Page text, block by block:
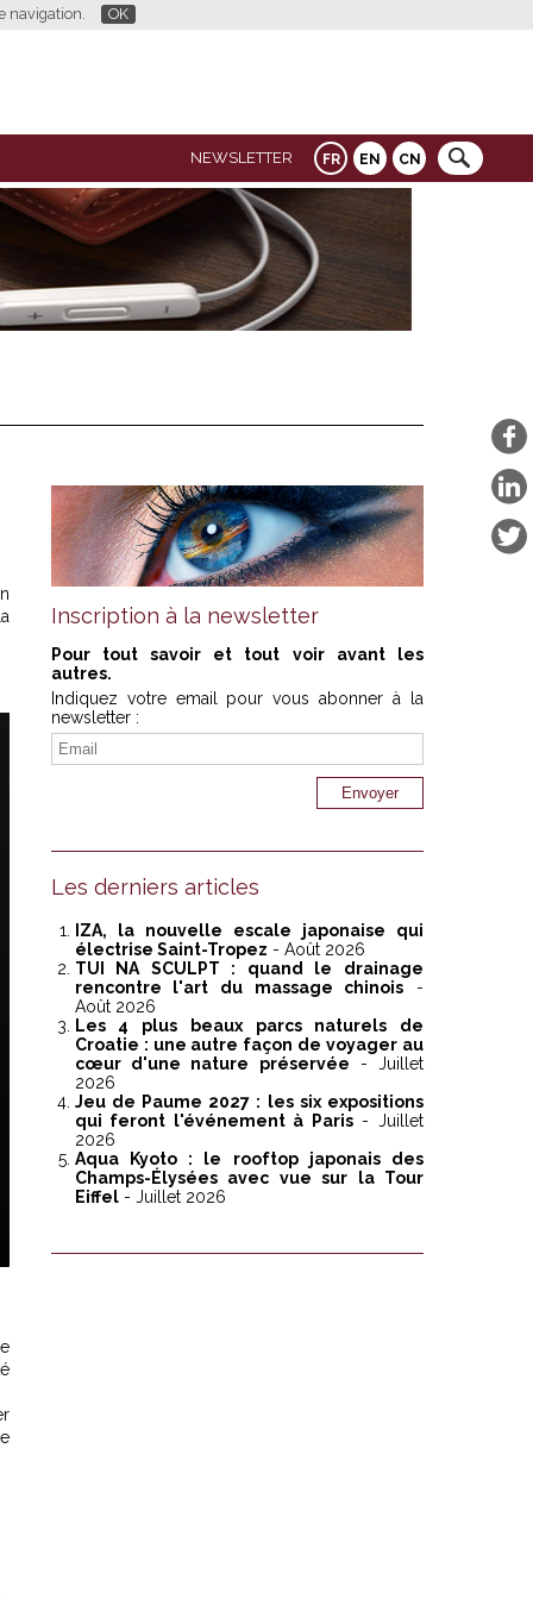
navigation. OK
FR EN CN
NEWSLETTER
Inscription à la newsletter
Pour tout savoir et tout voir avant les
autres.
Indiquez votre email pour vous abonner à la
newsletter :
Les derniers articles
IZA, la nouvelle escale japonaise qui
électrise Saint-Tropez - Août 2026
TUI NA SCULPT : quand le drainage
rencontre l'art du massage chinois -
Août 2026
Les 4 plus beaux parcs naturels de
Croatie : une autre façon de voyager au
cœur d'une nature préservée - Juillet
2026
Jeu de Paume 2027 : les six expositions
qui feront l'événement à Paris- Juillet
2026
Aqua Kyoto : le rooftop japonais des
Champs-Élysées avec vue sur la Tour
Eiffel- Juillet 2026